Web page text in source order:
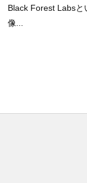
Black Forest Labsと
像...